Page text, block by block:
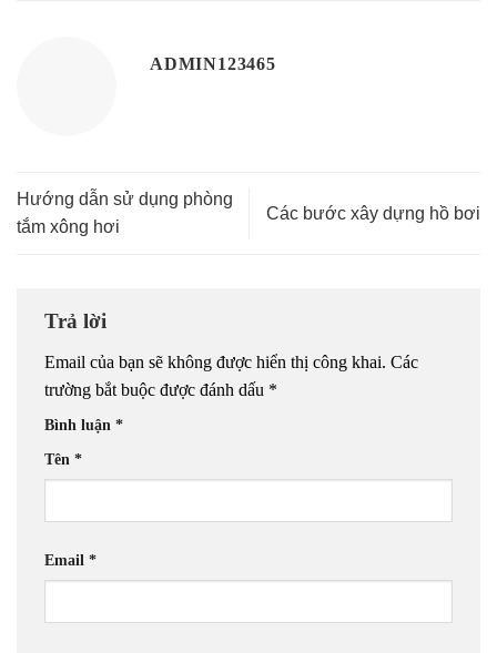
ADMIN123465
Hướng dẫn sử dụng phòng
tắm xông hơi
Các bước xây dựng hồ bơi
Trả lời
Email của bạn sẽ không được hiển thị công khai. Các
trường bắt buộc được đánh dấu *
Bình luận *
Tên *
Email *